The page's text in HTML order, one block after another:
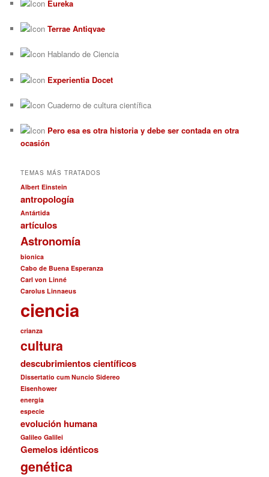
Eureka
Terrae Antiqvae
Hablando de Ciencia
Experientia Docet
Cuaderno de cultura científica
Pero esa es otra historia y debe ser contada en otra
ocasión
TEMAS MÁS TRATADOS
Albert Einstein
antropología
Antártida
artículos
Astronomía
bionica
Cabo de Buena Esperanza
Carl von Linné
Carolus Linnaeus
ciencia
crianza
cultura
descubrimientos científicos
Dissertatio cum Nuncio Sidereo
Eisenhower
energía
especie
evolución humana
Galileo Galilei
Gemelos idénticos
genética